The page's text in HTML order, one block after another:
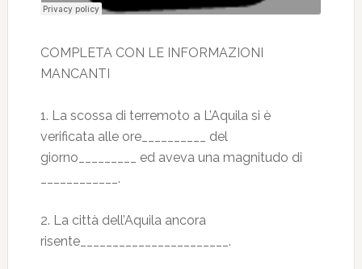
COMPLETA CON LE INFORMAZIONI
MANCANTI
1. La scossa di terremoto a L’Aquila si è
verificata alle ore__________ del
giorno_________ ed aveva una magnitudo di
____________.
2. La città dell’Aquila ancora
risente_______________________.